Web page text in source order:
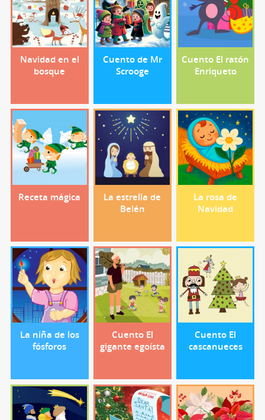
Navidad en el
bosque
Cuento de Mr
Scrooge
Cuento El ratón
Enriqueto
Receta mágica
La estrella de
Belén
La rosa de
Navidad
La niña de los
fósforos
Cuento El
gigante egoísta
Cuento El
cascanueces